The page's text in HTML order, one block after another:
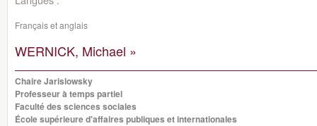
Français et anglais
WERNICK, Michael »
Chaire Jarislowsky
Professeur à temps partiel
Faculté des sciences sociales
École supérieure d'affaires publiques et internationales